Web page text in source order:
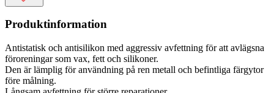
Produktinformation
Antistatisk och antisilikon med aggressiv avfettning för att avlägsna
föroreningar som vax, fett och silikoner.
Den är lämplig för användning på ren metall och befintliga färgytor
före målning.